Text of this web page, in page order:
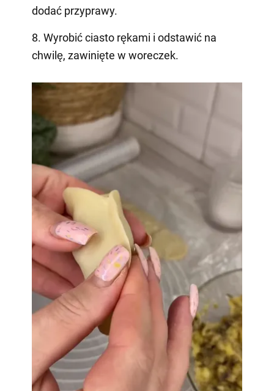
dodać przyprawy.
8. Wyrobić ciasto rękami i odstawić na
chwilę, zawinięte w woreczek.